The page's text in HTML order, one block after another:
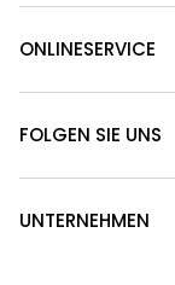
ONLINESERVICE
FOLGEN SIE UNS
UNTERNEHMEN